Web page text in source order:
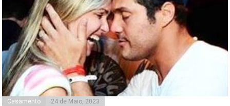
Casamento 24 de Maio, 2023